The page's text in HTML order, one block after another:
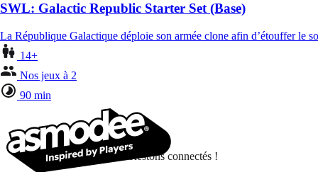
SWL: Galactic Republic Starter Set (Base)
La République Galactique déploie son armée clone afin d’étouffer le
14+
Nos jeux à 2
90 min
Restons connectés !